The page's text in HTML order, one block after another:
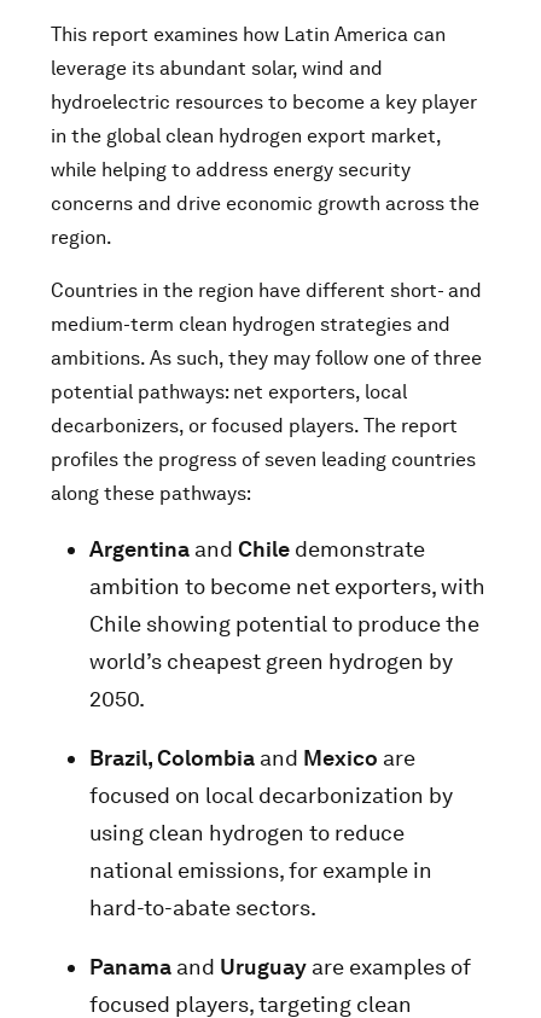
This report examines how Latin America can
leverage its abundant solar, wind and
hydroelectric resources to become a key player
in the global clean hydrogen export market,
while helping to address energy security
concerns and drive economic growth across the
region.
Countries in the region have different short- and
medium-term clean hydrogen strategies and
ambitions. As such, they may follow one of three
potential pathways: net exporters, local
decarbonizers, or focused players. The report
profiles the progress of seven leading countries
along these pathways:
Argentina and Chile demonstrate
ambition to become net exporters, with
Chile showing potential to produce the
world’s cheapest green hydrogen by
2050.
Brazil, Colombia and Mexico are
focused on local decarbonization by
using clean hydrogen to reduce
national emissions, for example in
hard-to-abate sectors.
Panama and Uruguay are examples of
focused players, targeting clean